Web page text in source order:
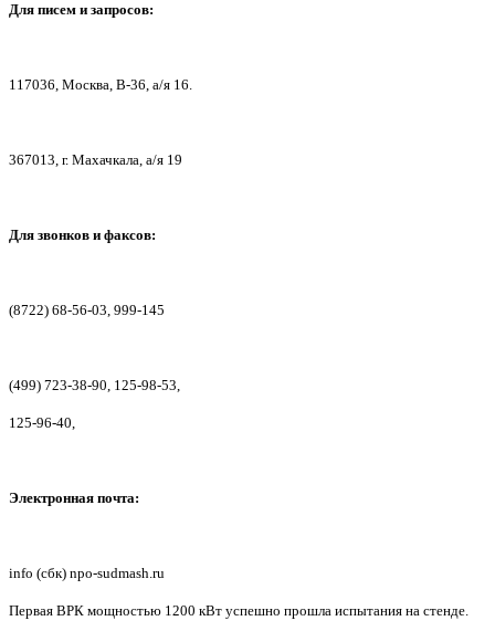
Для писем и запросов:
117036, Москва, В-36, а/я 16.
367013, г. Махачкала, а/я 19
Для звонков и факсов:
(8722) 68-56-03, 999-145
(499) 723-38-90, 125-98-53,
125-96-40,
Электронная почта:
info (сбк) npo-sudmash.ru
Первая ВРК мощностью 1200 кВт успешно прошла испытания на стенде.